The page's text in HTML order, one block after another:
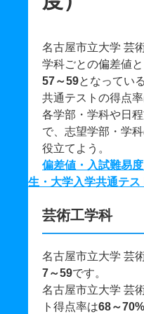
名古屋市立大学 芸
学科ごとの偏差値
57～59となっている
共通テストの得点
各学部・学科や日
で、志望学部・学
役立てよう。
偏差値・入試難易
生・大学入学共通テス
芸術工学科
名古屋市立大学 芸
7～59です。
名古屋市立大学 芸
ト得点率は68～70%